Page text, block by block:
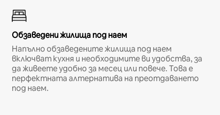
Обзаведени жилища под наем
Напълно обзаведените жилища под наем
включват кухня и необходимите ви удобства, за
да живеете удобно за месец или повече. Това е
перфектната алтернатива на преотдаването
под наем.